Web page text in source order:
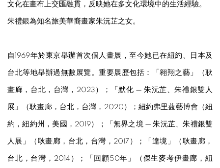
文化在畫布上交匯融貫，反映她在多文化環境中的生活經驗。
朱禮銀為知名旅美華裔畫家朱沅芷之女。
自1969年於東京舉辦首次個人畫展，至今她已在紐約、日本及
台北等地舉辦過無數展覽。重要展歷包括：「翱翔之藝」（耿
畫廊，台北，台灣，2023）；「默化 — 朱沅芷、朱禮銀雙人
展」（耿畫廊，台北，台灣，2020）；紐約弗里兹藝博會（紐
約，紐約州，美國，2019）；「無界之境 — 朱沅芷、朱禮銀雙
人展」（耿畫廊，台北，台灣，2017）；「達境」（耿畫廊，
台北，台灣，2014）；「回顧50年」（傑生麥考伊畫廊，紐